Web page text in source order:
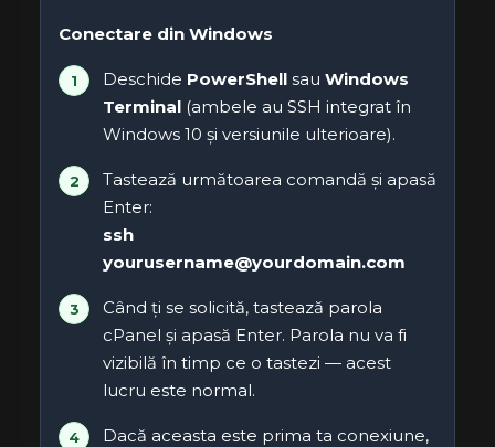
Conectare din Windows
Deschide PowerShell sau Windows
Terminal (ambele au SSH integrat în
Windows 10 și versiunile ulterioare).
Tastează următoarea comandă și apasă
Enter:
ssh
yourusername@yourdomain.com
Când ți se solicită, tastează parola
cPanel și apasă Enter. Parola nu va fi
vizibilă în timp ce o tastezi — acest
lucru este normal.
Dacă aceasta este prima ta conexiune,